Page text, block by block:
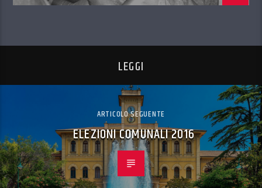
LEGGI
ARTICOLO SEGUENTE
ELEZIONI COMUNALI 2016